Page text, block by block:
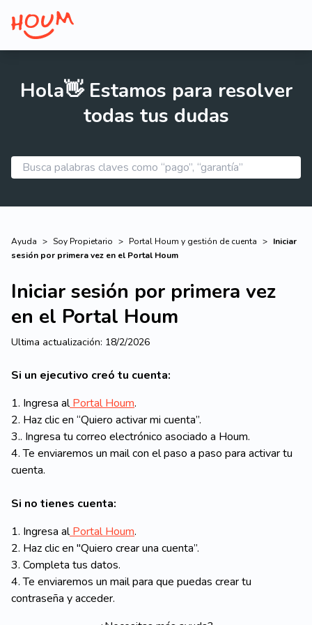
Hola👋 Estamos para resolver
todas tus dudas
Ayuda > Soy Propietario > Portal Houm y gestión de cuenta > Iniciar
sesión por primera vez en el Portal Houm
Iniciar sesión por primera vez
en el Portal Houm
Ultima actualización: 18/2/2026
Si un ejecutivo creó tu cuenta:
1. Ingresa alPortal Houm.
2. Haz clic en “Quiero activar mi cuenta”.
3.. Ingresa tu correo electrónico asociado a Houm.
4. Te enviaremos un mail con el paso a paso para activar tu
cuenta.
Si no tienes cuenta:
1. Ingresa alPortal Houm.
2. Haz clic en "Quiero crear una cuenta”.
3. Completa tus datos.
4. Te enviaremos un mail para que puedas crear tu
contraseña y acceder.